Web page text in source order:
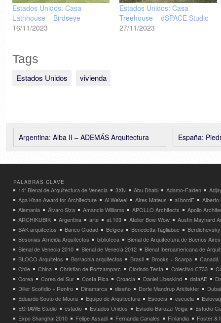
Estados Unidos: Casa
Lathhouse – Birdseye
16/11/2023
Estados Unidos: Casa
Treehouse – dSPACE Studio
27/11/2023
Tags
Estados Unidos vivienda
España: Piedra y
Argentina: Alba II – ADEMÁS Arquitectura
PALABRAS CLAVE
14° Bienal de Arquitectura de Venecia 3XN Abu Dhabi Adamo-Faiden
Aga Khan Award for Architecture
Ai Weiwei Aires Mateus al bordE
Alberto
Alemania
Álvaro Siza Amancio Williams APOLLO Architects
Apollo
ARCHIKUBIK
Argentina arte at.103 Atelier Bow-Wow
Austin Maynard
BAK arquitectos
Banco Ciudad Belgica Benedetta Tagliabue
Besonias Almeida Arquitectos
biblioteca
Bienal de Arquitectura de Buenos Aires
Bienal de Venecia 2010
Bienal de Venecia 2012
Bienal Iberoamericana de
BLOCO Arquitetos
Borrachia arquitectos Brasil Brooks + Scarpa
Canadá
Chile
China Christian de Portzamparc Clorindo Testa Colectivo C733
Corea
Corea del Sur Costa Rica Croacia Daniel Libeskind dataAE
Diller Scofidio + Renfro
Dinamarca diseño Dorte Mandrup Arkitekter
Dubai
Eduardo Souto de Moura
Equipo de Arquitectura Escocia escuela
ESRAWE Studio
estadio Estados Unidos Estudio Barozzi Veiga
Estudio
Expo Shanghai 2010
Felipe Assadi Fernanda Canales Finlandia
Foster &